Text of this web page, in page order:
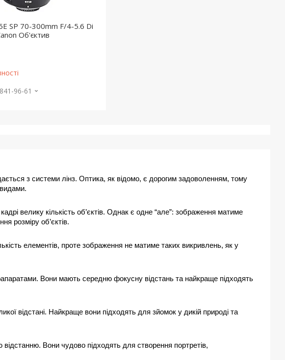
SP 70-300mm F/4-5.6 Di
Об'єктив
96-61
з системи лінз. Оптика, як відомо, є дорогим задоволенням, тому
велику кількість об’єктів. Однак є одне “але”: зображення матиме
розміру об’єктів.
елементів, проте зображення не матиме таких викривлень, як у
Вони мають середню фокусну відстань та найкраще підходять
відстані. Найкраще вони підходять для зйомок у дикій природі та
Вони чудово підходять для створення портретів,